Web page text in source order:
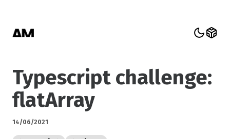
Typescript challenge:
flatArray
14/06/2021